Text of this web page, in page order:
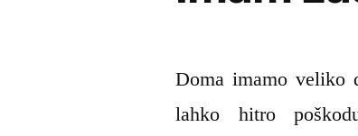
Doma imamo veliko
lahko hitro